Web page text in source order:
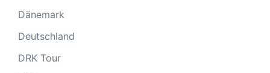
Dänemark
Deutschland
DRK Tour